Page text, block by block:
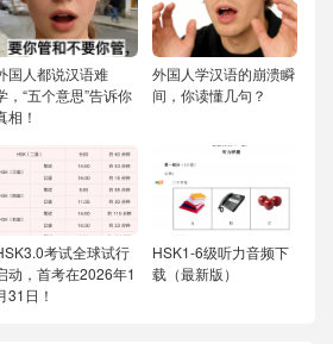
国人都说汉语难
，“五个意思”告诉你
相！
外国人学汉语的崩溃瞬
间，你读懂几句？
考试全球试行
动，首考在2026年1
31日！
HSK1-6级听力音频下
载（最新版）